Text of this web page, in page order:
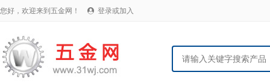
您好，欢迎来到五金网！  登录或加入